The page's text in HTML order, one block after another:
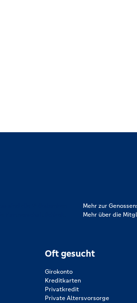
Mehr zur
Mehr über die
Oft gesucht
Girokonto
Kreditkarten
Privatkredit
Private Altersvorsorge